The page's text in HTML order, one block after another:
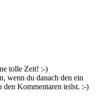
tolle Zeit! :-)
wenn du danach den ein
den Kommentaren teilst. :-)